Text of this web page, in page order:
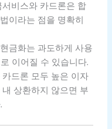
서비스와 카드론은 합
이라는 점을 명확히
금화는 과도하게 사용
이어질 수 있습니다.
드론 모두 높은 이자
상환하지 않으면 부